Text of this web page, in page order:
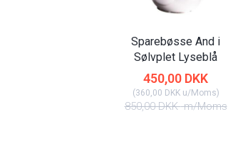
Sparebøsse And i
Sølvplet Lyseblå
450,00 DKK
(360,00 DKKu/Moms)
850,00 DKKm/Moms